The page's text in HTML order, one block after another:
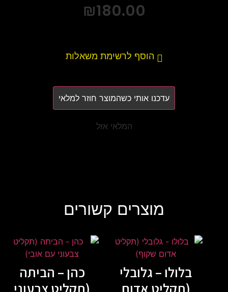
₪180.00
הוסף לרשימת משאלות
עדכנו אותי כשהמוצר חוזר למלאי
המלאי אזל
מוצרים קשורים
בלולו – גלובלי
כהן – הביתה